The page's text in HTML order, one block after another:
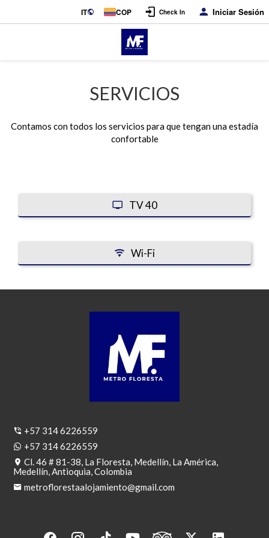
IT COP Check In Iniciar Sesión
SERVICIOS
Contamos con todos los servicios para que tengan una estadía
confortable
TV 40
Wi-Fi
+57 314 6226559
+57 314 6226559
Cl. 46 # 81-38, La Floresta, Medellín, La América,
Medellín, Antioquia, Colombia
metroflorestaalojamiento@gmail.com